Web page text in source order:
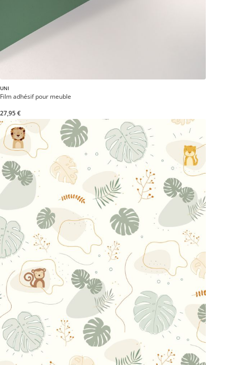
UNI
Film adhésif pour meuble
27,95 €